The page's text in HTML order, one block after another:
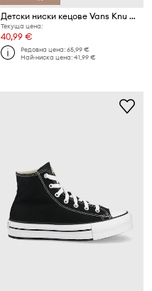
Детски ниски кецове Vans Knu Skool
Текуща цена:
40,99 €
Редовна цена:65,99 €
Най-ниска цена:41,99 €